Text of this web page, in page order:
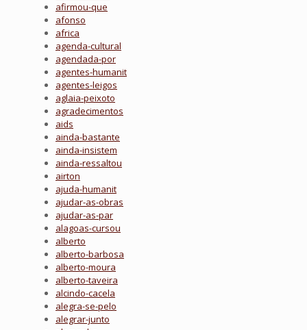
afirmou-que
afonso
africa
agenda-cultural
agendada-por
agentes-humanit
agentes-leigos
aglaia-peixoto
agradecimentos
aids
ainda-bastante
ainda-insistem
ainda-ressaltou
airton
ajuda-humanit
ajudar-as-obras
ajudar-as-par
alagoas-cursou
alberto
alberto-barbosa
alberto-moura
alberto-taveira
alcindo-cacela
alegra-se-pelo
alegrar-junto